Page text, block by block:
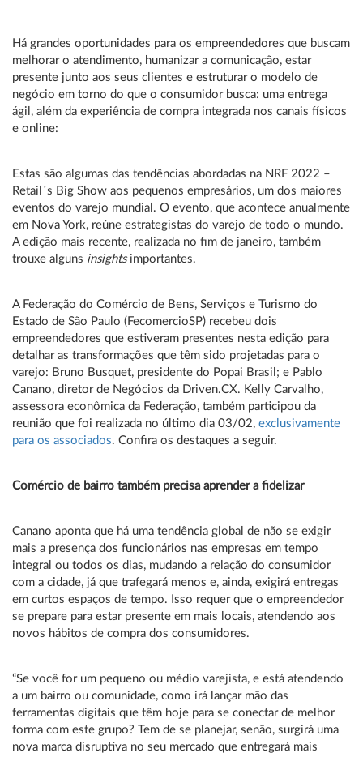
Há grandes oportunidades para os empreendedores que buscam
melhorar o atendimento, humanizar a comunicação, estar
presente junto aos seus clientes e estruturar o modelo de
negócio em torno do que o consumidor busca: uma entrega
ágil, além da experiência de compra integrada nos canais físicos
e online:
Estas são algumas das tendências abordadas na NRF 2022 –
Retail´s Big Show aos pequenos empresários, um dos maiores
eventos do varejo mundial. O evento, que acontece anualmente
em Nova York, reúne estrategistas do varejo de todo o mundo.
A edição mais recente, realizada no fim de janeiro, também
trouxe alguns insights importantes.
A Federação do Comércio de Bens, Serviços e Turismo do
Estado de São Paulo (FecomercioSP) recebeu dois
empreendedores que estiveram presentes nesta edição para
detalhar as transformações que têm sido projetadas para o
varejo: Bruno Busquet, presidente do Popai Brasil; e Pablo
Canano, diretor de Negócios da Driven.CX. Kelly Carvalho,
assessora econômica da Federação, também participou da
reunião que foi realizada no último dia 03/02, exclusivamente
para os associados. Confira os destaques a seguir.
Comércio de bairro também precisa aprender a fidelizar
Canano aponta que há uma tendência global de não se exigir
mais a presença dos funcionários nas empresas em tempo
integral ou todos os dias, mudando a relação do consumidor
com a cidade, já que trafegará menos e, ainda, exigirá entregas
em curtos espaços de tempo. Isso requer que o empreendedor
se prepare para estar presente em mais locais, atendendo aos
novos hábitos de compra dos consumidores.
“Se você for um pequeno ou médio varejista, e está atendendo
a um bairro ou comunidade, como irá lançar mão das
ferramentas digitais que têm hoje para se conectar de melhor
forma com este grupo? Tem de se planejar, senão, surgirá uma
nova marca disruptiva no seu mercado que entregará mais